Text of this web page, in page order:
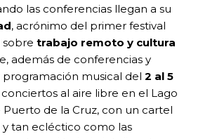
las conferencias llegan a su
, acrónimo del primer festival
trabajo remoto y cultura
además de conferencias y
programación musical del 2 al 5
al aire libre en el Lago
de la Cruz, con un cartel
tan ecléctico como las